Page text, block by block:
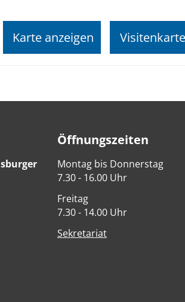
Karte anzeigen
Öffnungszeiten
Montag bis Donnerstag
7.30 - 16.00 Uhr
Freitag
7.30 - 14.00 Uhr
Sekretariat